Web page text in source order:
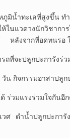
มิน้ำทะเลที่สูงขึ้น ท
ในแวดวงนักวิชาก
หลังจากที่อดทนรอ
รถที่จะปลูกปะการั
น กิจกรรมอาสาปลู
ร่วมแรงร่วมใจกันอี
วศ ดำน้ำปลูกปะกา